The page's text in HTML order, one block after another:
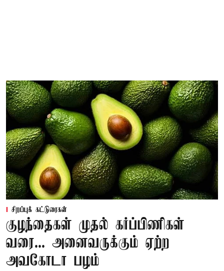
சிறப்புக் கட்டுரைகள்
குழந்தைகள் முதல் கர்ப்பிணிகள்
வரை... அனைவருக்கும் ஏற்ற
அவகோடா பழம்